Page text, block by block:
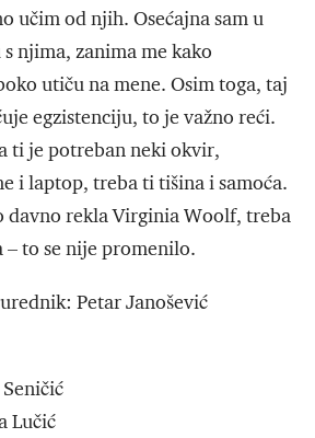
učim od njih. Osećajna sam u
njima, zanima me kako
utiču na mene. Osim toga, taj
egzistenciju, to je važno reći.
ti je potreban neki okvir,
i laptop, treba ti tišina i samoća.
davno rekla Virginia Woolf, treba
– to se nije promenilo.
Petar Janošević
Lučić